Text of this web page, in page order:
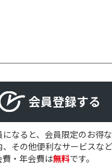
会員登録する
なると、会員限定のお得
、その他便利なサービスな
・年会費は無料です。